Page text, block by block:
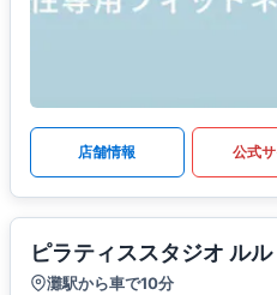
店舗情報 公式
ピラティススタジオ ル
灘駅から車で10分